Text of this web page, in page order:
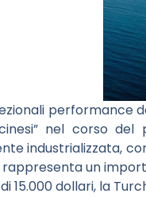
performance
nel corso del
industrializzata,
rappresenta un
15.000 dollari, la